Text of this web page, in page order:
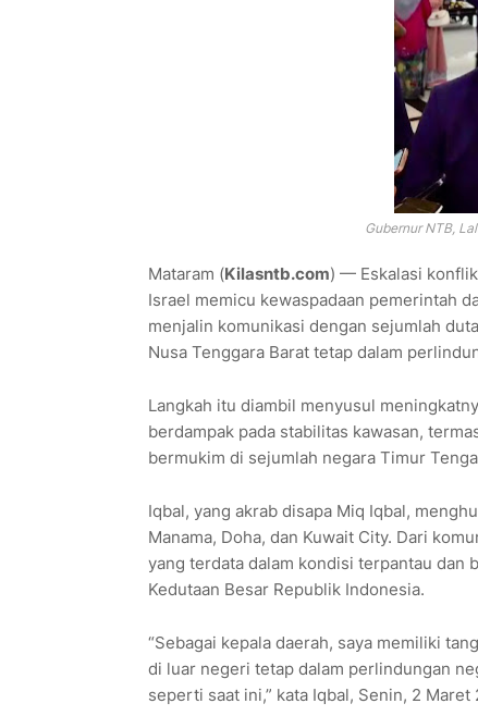
Gubernur NTB,
Mataram (Kilasntb.com) — Eskalasi
Israel memicu kewaspadaan pemerintah
menjalin komunikasi dengan sejumlah
Nusa Tenggara Barat tetap dalam
Langkah itu diambil menyusul
berdampak pada stabilitas kawasan,
bermukim di sejumlah negara Timur
Iqbal, yang akrab disapa Miq Iqbal,
Manama, Doha, dan Kuwait City. Dari
yang terdata dalam kondisi terpantau dan
Kedutaan Besar Republik Indonesia.
“Sebagai kepala daerah, saya memiliki
di luar negeri tetap dalam perlindungan
seperti saat ini,” kata Iqbal, Senin, 2 Maret